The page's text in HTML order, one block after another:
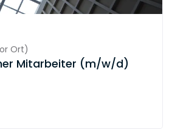
Ort)
Mitarbeiter (m/w/d)